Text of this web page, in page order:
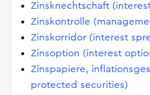
Zinsknechtschaft
Zinskontrolle
Zinskorridor (interest
Zinsoption (interest
Zinspapiere,
protected securities)